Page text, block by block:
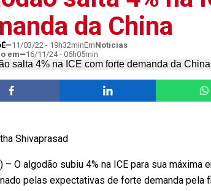
da China
11/03/22 - 19h32minEmNotícias
em
16/11/24 - 06h05min
Shivaprasad
– O algodão subiu 4% na ICE para sua
pelas expectativas de forte demanda pela